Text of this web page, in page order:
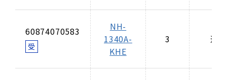
60874070583
受
NH-
1340A-
KHE
3 適合